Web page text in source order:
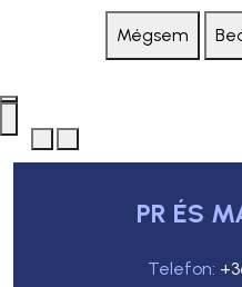
Mégsem
PR ÉS
Telefon: